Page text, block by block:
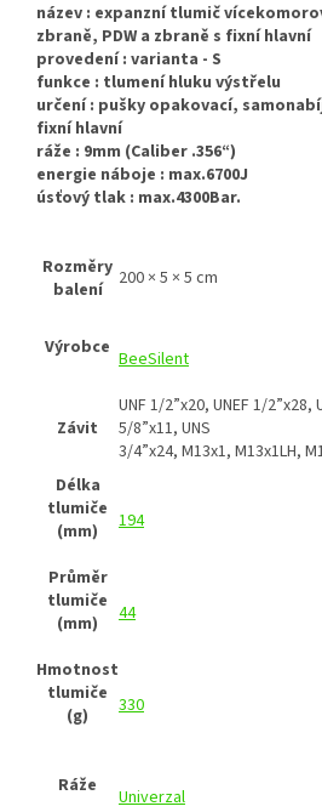
název : expanzní tlumič
zbraně, PDW a zbraně s fixní hlavní
provedení : varianta - S
funkce : tlumení hluku výstřelu
určení : pušky opakovací,
fixní hlavní
ráže : 9mm (Caliber .356“)
energie náboje : max.6700J
úsťový tlak : max.4300Bar.
Rozměry
balení
200 × 5 × 5 cm
Výrobce BeeSilent
Závit
UNF 1/2”x20, UNEF 1/2”x28,
5/8”x11, UNS
3/4”x24, M13x1, M13x1LH,
Délka
tlumiče
(mm)
194
Průměr
tlumiče
(mm)
44
Hmotnost
tlumiče
(g)
330
Ráže Univerzal